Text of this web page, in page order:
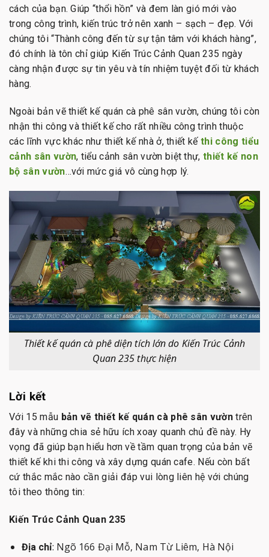
cách của bạn. Giúp “thổi hồn” và đem làn gió mới vào
trong công trình, kiến trúc trở nên xanh – sạch – đẹp. Với
chúng tôi “Thành công đến từ sự tận tâm với khách hàng”,
đó chính là tôn chỉ giúp Kiến Trúc Cảnh Quan 235 ngày
càng nhận được sự tin yêu và tín nhiệm tuyệt đối từ khách
hàng.
Ngoài bản vẽ thiết kế quán cà phê sân vườn, chúng tôi còn
nhận thi công và thiết kế cho rất nhiều công trình thuộc
các lĩnh vực khác như thiết kế nhà ở, thiết kếthi công tiểu
cảnh sân vườn, tiểu cảnh sân vườn biệt thự,thiết kế non
bộ sân vườn…với mức giá vô cùng hợp lý.
Thiết kế quán cà phê diện tích lớn do Kiến Trúc Cảnh
Quan 235 thực hiện
Lời kết
Với 15 mẫu bản vẽ thiết kế quán cà phê sân vườn trên
đây và những chia sẻ hữu ích xoay quanh chủ đề này. Hy
vọng đã giúp bạn hiểu hơn về tầm quan trọng của bản vẽ
thiết kế khi thi công và xây dựng quán cafe. Nếu còn bất
cứ thắc mắc nào cần giải đáp vui lòng liên hệ với chúng
tôi theo thông tin:
Kiến Trúc Cảnh Quan 235
Địa chỉ: Ngõ 166 Đại Mỗ, Nam Từ Liêm, Hà Nội